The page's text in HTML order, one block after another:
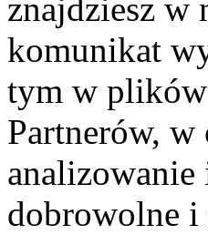
znajdziesz w
komunikat
tym w
Partnerów, w
dobrowolne i